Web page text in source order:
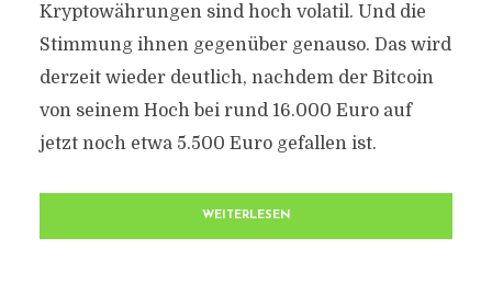
Kryptowährungen sind hoch volatil. Und die
Stimmung ihnen gegenüber genauso. Das wird
derzeit wieder deutlich, nachdem der Bitcoin
von seinem Hoch bei rund 16.000 Euro auf
jetzt noch etwa 5.500 Euro gefallen ist.
WEITERLESEN